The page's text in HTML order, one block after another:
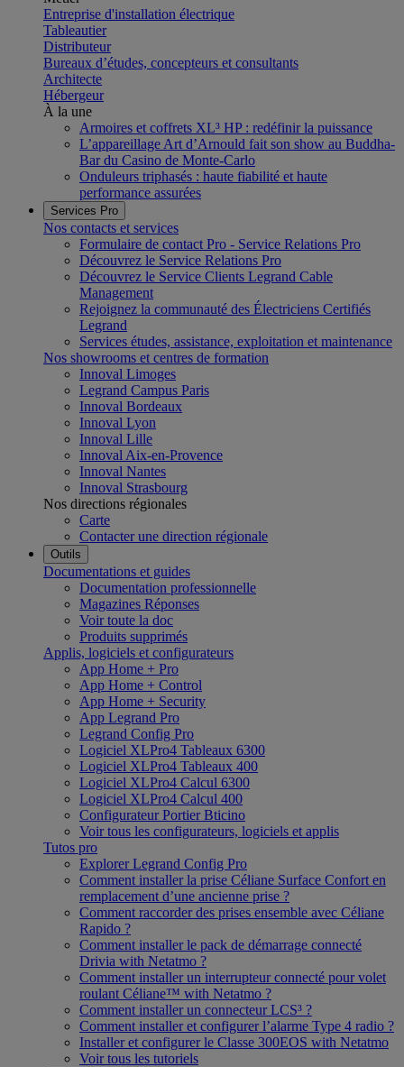
Entreprise d'installation électrique
Tableautier
Distributeur
Bureaux d’études, concepteurs et consultants
Architecte
Hébergeur
À la une
Armoires et coffrets XL³ HP : redéfinir la puissance
L’appareillage Art d’Arnould fait son show au Buddha-
Bar du Casino de Monte-Carlo
Onduleurs triphasés : haute fiabilité et haute
performance assurées
Services Pro
Nos contacts et services
Formulaire de contact Pro - Service Relations Pro
Découvrez le Service Relations Pro
Découvrez le Service Clients Legrand Cable
Management
Rejoignez la communauté des Électriciens Certifiés
Legrand
Services études, assistance, exploitation et maintenance
Nos showrooms et centres de formation
Innoval Limoges
Legrand Campus Paris
Innoval Bordeaux
Innoval Lyon
Innoval Lille
Innoval Aix-en-Provence
Innoval Nantes
Innoval Strasbourg
Nos directions régionales
Carte
Contacter une direction régionale
Outils
Documentations et guides
Documentation professionnelle
Magazines Réponses
Voir toute la doc
Produits supprimés
Applis, logiciels et configurateurs
App Home + Pro
App Home + Control
App Home + Security
App Legrand Pro
Legrand Config Pro
Logiciel XLPro4 Tableaux 6300
Logiciel XLPro4 Tableaux 400
Logiciel XLPro4 Calcul 6300
Logiciel XLPro4 Calcul 400
Configurateur Portier Bticino
Voir tous les configurateurs, logiciels et applis
Tutos pro
Explorer Legrand Config Pro
Comment installer la prise Céliane Surface Confort en
remplacement d’une ancienne prise ?
Comment raccorder des prises ensemble avec Céliane
Rapido ?
Comment installer le pack de démarrage connecté
Drivia with Netatmo ?
Comment installer un interrupteur connecté pour volet
roulant Céliane™ with Netatmo ?
Comment installer un connecteur LCS³ ?
Comment installer et configurer l’alarme Type 4 radio ?
Installer et configurer le Classe 300EOS with Netatmo
Voir tous les tutoriels